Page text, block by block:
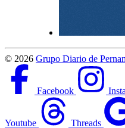
© 2026 Grupo Diario de
Facebook
Youtube Threads